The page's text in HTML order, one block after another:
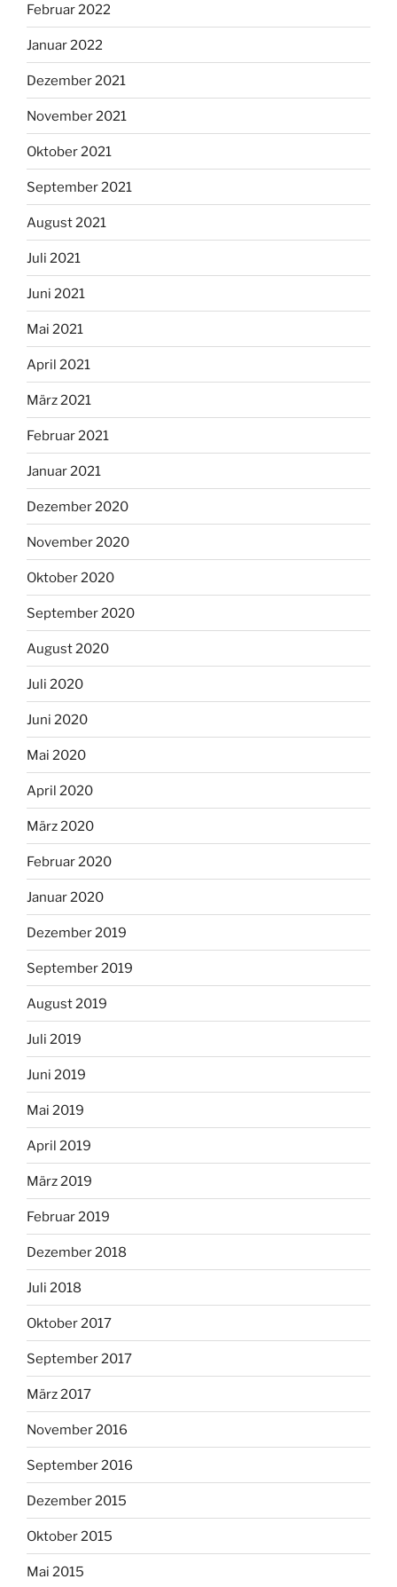
Februar 2022
Januar 2022
Dezember 2021
November 2021
Oktober 2021
September 2021
August 2021
Juli 2021
Juni 2021
Mai 2021
April 2021
März 2021
Februar 2021
Januar 2021
Dezember 2020
November 2020
Oktober 2020
September 2020
August 2020
Juli 2020
Juni 2020
Mai 2020
April 2020
März 2020
Februar 2020
Januar 2020
Dezember 2019
September 2019
August 2019
Juli 2019
Juni 2019
Mai 2019
April 2019
März 2019
Februar 2019
Dezember 2018
Juli 2018
Oktober 2017
September 2017
März 2017
November 2016
September 2016
Dezember 2015
Oktober 2015
Mai 2015